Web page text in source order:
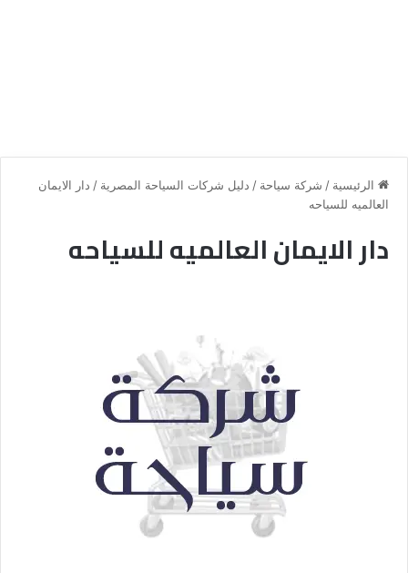
الرئيسية / شركة سياحة / دليل شركات السياحة المصرية / دار الايمان
العالميه للسياحه
دار الايمان العالميه للسياحه